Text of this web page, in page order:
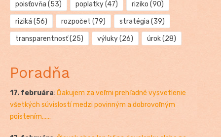
poisťovňa (53) poplatky(47) riziko (90)
riziká (56) rozpočet (79) stratégia (39)
transparentnosť(25) výluky(26) úrok(28)
Poradňa
17. februára: Ďakujem za veľmi prehľadné vysvetlenie
všetkých súvislostí medzi povinným a dobrovoľným
poistením......